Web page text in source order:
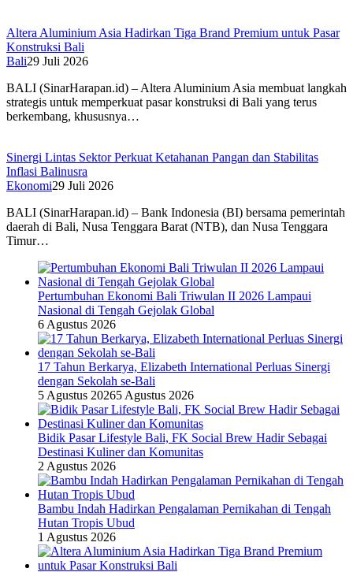
Altera Aluminium Asia Hadirkan Tiga Brand Premium untuk Pasar
Konstruksi Bali
Bali29 Juli 2026
BALI (SinarHarapan.id) – Altera Aluminium Asia membuat langkah
strategis untuk memperkuat pasar konstruksi di Bali yang terus
berkembang, khususnya…
Sinergi Lintas Sektor Perkuat Ketahanan Pangan dan Stabilitas
Inflasi Balinusra
Ekonomi29 Juli 2026
BALI (SinarHarapan.id) – Bank Indonesia (BI) bersama pemerintah
daerah di Bali, Nusa Tenggara Barat (NTB), dan Nusa Tenggara
Timur…
Pertumbuhan Ekonomi Bali Triwulan II 2026 Lampaui
Nasional di Tengah Gejolak Global
6 Agustus 2026
17 Tahun Berkarya, Elizabeth International Perluas Sinergi
dengan Sekolah se-Bali
5 Agustus 20265 Agustus 2026
Bidik Pasar Lifestyle Bali, FK Social Brew Hadir Sebagai
Destinasi Kuliner dan Komunitas
2 Agustus 2026
Bambu Indah Hadirkan Pengalaman Pernikahan di Tengah
Hutan Tropis Ubud
1 Agustus 2026